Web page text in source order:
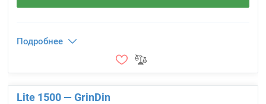
Подробнее
Lite 1500 — GrinDin